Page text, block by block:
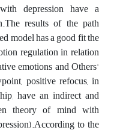
depression have a
results of the path
model has a good fit the
regulation in relation
emotions and Others'
positive refocus, in
have an indirect and
theory of mind with
to the